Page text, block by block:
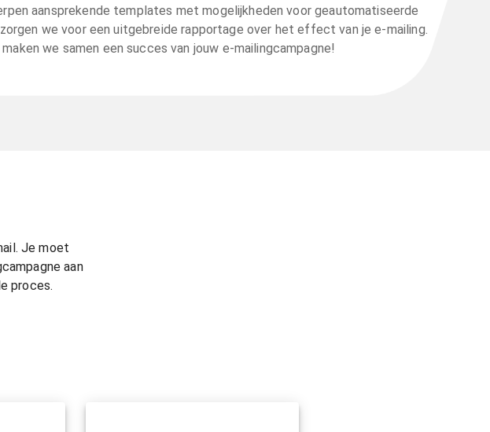
aansprekende templates met mogelijkheden voor geautomatiseerde
we voor een uitgebreide rapportage over het effect van je e-mailing.
we samen een succes van jouw e-mailingcampagne!
Je moet
aan
proces.